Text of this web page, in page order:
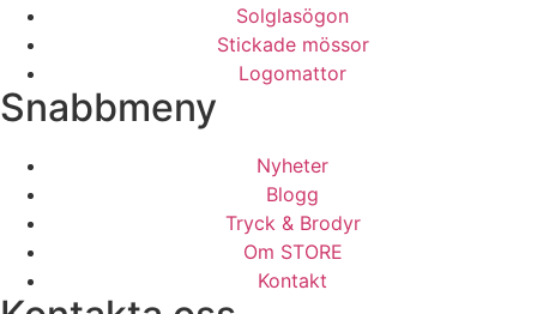
Solglasögon
Stickade mössor
Logomattor
Snabbmeny
Nyheter
Blogg
Tryck & Brodyr
Om STORE
Kontakt